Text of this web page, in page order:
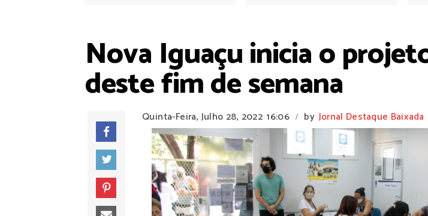
Nova Iguaçu inicia o
deste fim de semana
Quinta-Feira, Julho 28, 2022 16:06 / by Jornal Destaque Baixada